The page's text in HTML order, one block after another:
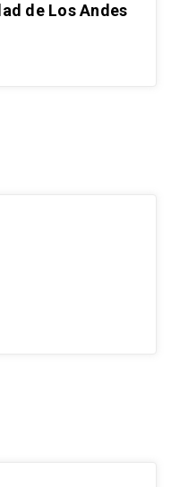
de Los Andes